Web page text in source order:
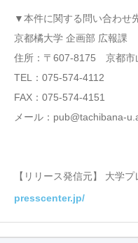
▼本件に関する問い合わせ
京都橘大学 企画部 広報課
住所：〒607-8175 京都市
TEL：075-574-4112
FAX：075-574-4151
メール：pub@tachibana-
【リリース発信元】 大学
presscenter.jp/